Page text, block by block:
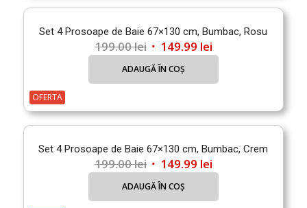
Set 4 Prosoape de Baie 67×130 cm, Bumbac, Rosu
199.00lei Prețul
inițial
199.00 lei.
149.99 leiPrețul
curent
este:
ADAUGĂ ÎN COȘ
OFERTA
Set 4 Prosoape de Baie 67×130 cm, Bumbac, Crem
199.00lei Prețul
inițial
149.99 leiPrețul
curent
este:
ADAUGĂ ÎN COȘ